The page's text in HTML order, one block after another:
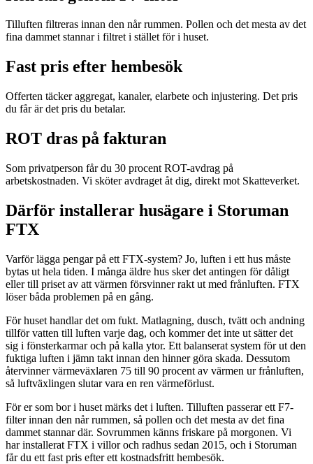
Tilluften filtreras innan den når rummen. Pollen och det mesta av det
fina dammet stannar i filtret i stället för i huset.
Fast pris efter hembesök
Offerten täcker aggregat, kanaler, elarbete och injustering. Det pris
du får är det pris du betalar.
ROT dras på fakturan
Som privatperson får du 30 procent ROT-avdrag på
arbetskostnaden. Vi sköter avdraget åt dig, direkt mot Skatteverket.
Därför installerar husägare i Storuman
FTX
Varför lägga pengar på ett FTX-system? Jo, luften i ett hus måste
bytas ut hela tiden. I många äldre hus sker det antingen för dåligt
eller till priset av att värmen försvinner rakt ut med frånluften. FTX
löser båda problemen på en gång.
För huset handlar det om fukt. Matlagning, dusch, tvätt och andning
tillför vatten till luften varje dag, och kommer det inte ut sätter det
sig i fönsterkarmar och på kalla ytor. Ett balanserat system för ut den
fuktiga luften i jämn takt innan den hinner göra skada. Dessutom
återvinner värmeväxlaren 75 till 90 procent av värmen ur frånluften,
så luftväxlingen slutar vara en ren värmeförlust.
För er som bor i huset märks det i luften. Tilluften passerar ett F7-
filter innan den når rummen, så pollen och det mesta av det fina
dammet stannar där. Sovrummen känns friskare på morgonen. Vi
har installerat FTX i villor och radhus sedan 2015, och i Storuman
får du ett fast pris efter ett kostnadsfritt hembesök.